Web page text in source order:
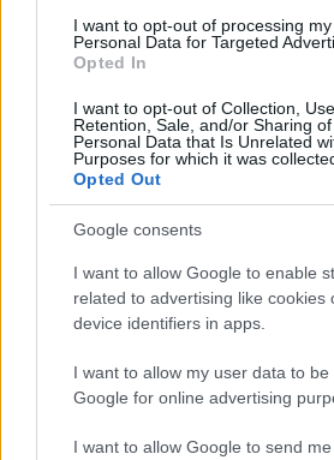
I want to opt-out of processing my
Personal Data for Targeted
Opted In
I want to opt-out of Collection, Use,
Retention, Sale, and/or Sharing
Personal Data that Is Unrelated
Purposes for which it was
Opted Out
Google consents
I want to allow Google to enable
related to advertising like cookies
device identifiers in apps.
I want to allow my user data to be
Google for online advertising
I want to allow Google to send me
“jó polgárként” viselkedjenek.
Itt Európában is csak egy olyan
szükség amelyik IQ-ja nem
Ez a jól irányítható, de nem
mutatója. Sajnos, mi európaiak,
vagyunk. Sok a tradíció, ami köt
család, a nemzet, a hazánk.
szokásaink sokszínűsége! Egy
magyar módra élni és fordítva.
sikerült, hiszen a nemzeti haza